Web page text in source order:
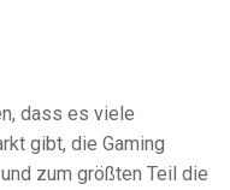
dass es viele
gibt, die Gaming
zum größten Teil die